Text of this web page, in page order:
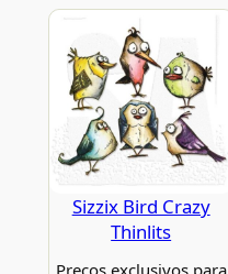
Sizzix Bird Crazy
Thinlits